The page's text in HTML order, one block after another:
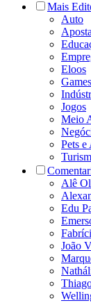
Mais
Auto
Eloos
Games
Jogos
Meio
Pets e
Alê
Edu
João